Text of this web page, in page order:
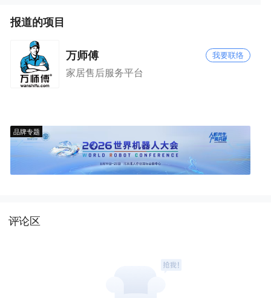
报道的项目
万师傅 我要联络
家居售后服务平台
品牌专题
评论区